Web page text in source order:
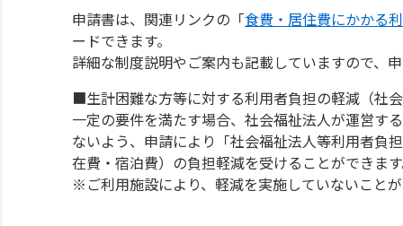
申請書は、関連リンクの「食費・居住費にかかる
ードできます。
詳細な制度説明やご案内も記載していますので、
■生計困難な方等に対する利用者負担の軽減（社
一定の要件を満たす場合、社会福祉法人が運営す
ないよう、申請により「社会福祉法人等利用者負
在費・宿泊費）の負担軽減を受けることができま
※ご利用施設により、軽減を実施していないこと